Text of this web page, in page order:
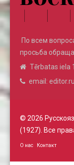
По всем
просьба
Tērbatas iela
email:
© 2026
(1927). Все
О нас Контакт